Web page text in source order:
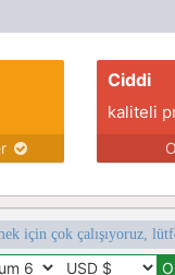
Ciddi
kaliteli
için çok çalışıyoruz,